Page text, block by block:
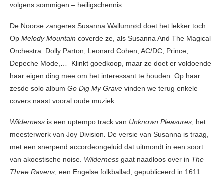
volgens sommigen – heiligschennis.
De Noorse zangeres Susanna Wallumrød doet het lekker toch.
Op Melody Mountain coverde ze, als Susanna And The Magical
Orchestra, Dolly Parton, Leonard Cohen, AC/DC, Prince,
Depeche Mode,… Klinkt goedkoop, maar ze doet er voldoende
haar eigen ding mee om het interessant te houden. Op haar
zesde solo album Go Dig My Grave vinden we terug enkele
covers naast vooral oude muziek.
Wilderness is een uptempo track van Unknown Pleasures, het
meesterwerk van Joy Division. De versie van Susanna is traag,
met een snerpend accordeongeluid dat uitmondt in een soort
van akoestische noise. Wilderness gaat naadloos over in The
Three Ravens, een Engelse folkballad, gepubliceerd in 1611.